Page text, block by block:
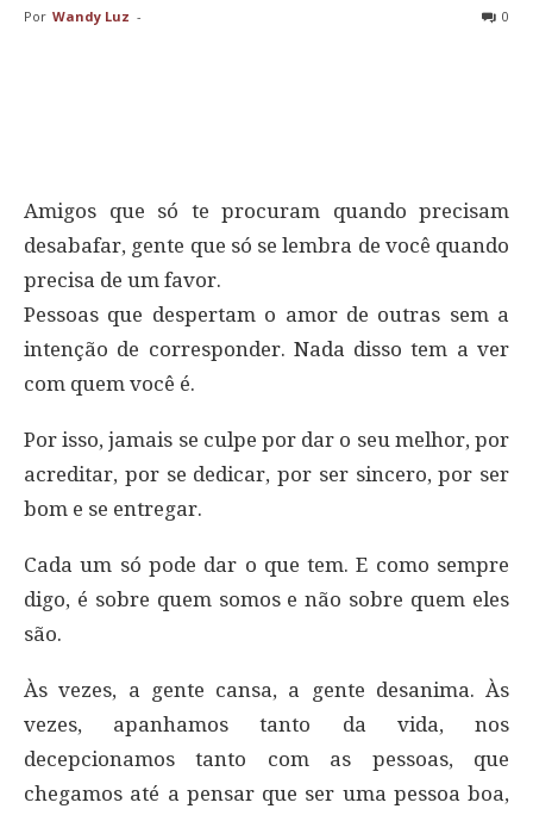
Por Wandy Luz - 0
Amigos que só te procuram quando precisam
desabafar, gente que só se lembra de você quando
precisa de um favor.
Pessoas que despertam o amor de outras sem a
intenção de corresponder. Nada disso tem a ver
com quem você é.
Por isso, jamais se culpe por dar o seu melhor, por
acreditar, por se dedicar, por ser sincero, por ser
bom e se entregar.
Cada um só pode dar o que tem. E como sempre
digo, é sobre quem somos e não sobre quem eles
são.
Às vezes, a gente cansa, a gente desanima. Às
vezes, apanhamos tanto da vida, nos
decepcionamos tanto com as pessoas, que
chegamos até a pensar que ser uma pessoa boa,